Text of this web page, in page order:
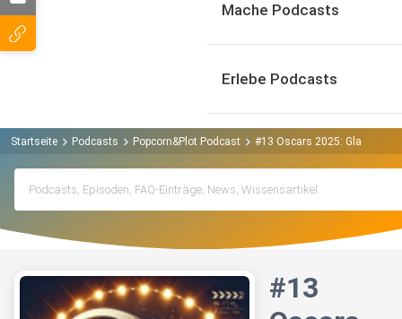
Mache Podcasts
Erlebe Podcasts
Startseite Podcasts Popcorn&Plot Podcast #13 Oscars 2025: Glanz,
#13